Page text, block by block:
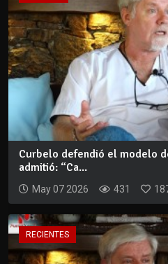
Curbelo defendió el modelo
admitió: “Ca...
May 07 2026 431
RECIENTES